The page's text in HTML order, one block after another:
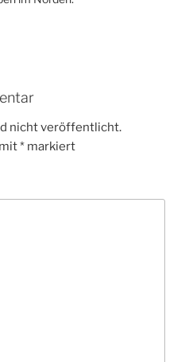
nicht veröffentlicht.
* markiert